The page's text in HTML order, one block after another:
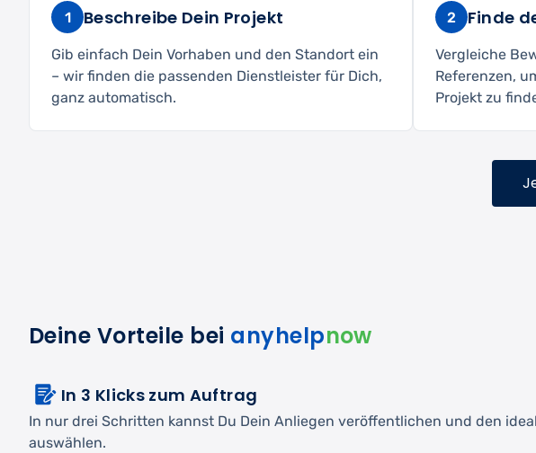
1 Beschreibe Dein Projekt
Gib einfach Dein Vorhaben und den Standort ein
– wir finden die passenden Dienstleister für Dich,
ganz automatisch.
2 Finde
Vergleiche
Referenzen,
Projekt zu
Deine Vorteile bei anyhelpnow
In 3 Klicks zum Auftrag
In nur drei Schritten kannst Du Dein Anliegen veröffentlichen und den
auswählen.